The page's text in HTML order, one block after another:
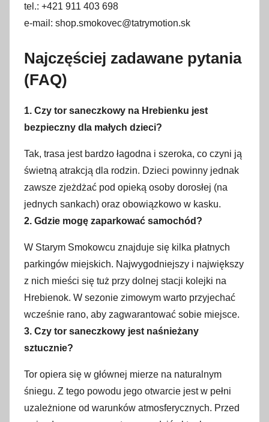
tel.: +421 911 403 698
e-mail: shop.smokovec@tatrymotion.sk
Najczęściej zadawane pytania
(FAQ)
1. Czy tor saneczkowy na Hrebienku jest
bezpieczny dla małych dzieci?
Tak, trasa jest bardzo łagodna i szeroka, co czyni ją
świetną atrakcją dla rodzin. Dzieci powinny jednak
zawsze zjeżdżać pod opieką osoby dorosłej (na
jednych sankach) oraz obowiązkowo w kasku.
2. Gdzie mogę zaparkować samochód?
W Starym Smokowcu znajduje się kilka płatnych
parkingów miejskich. Najwygodniejszy i największy
z nich mieści się tuż przy dolnej stacji kolejki na
Hrebienok. W sezonie zimowym warto przyjechać
wcześnie rano, aby zagwarantować sobie miejsce.
3. Czy tor saneczkowy jest naśnieżany
sztucznie?
Tor opiera się w głównej mierze na naturalnym
śniegu. Z tego powodu jego otwarcie jest w pełni
uzależnione od warunków atmosferycznych. Przed